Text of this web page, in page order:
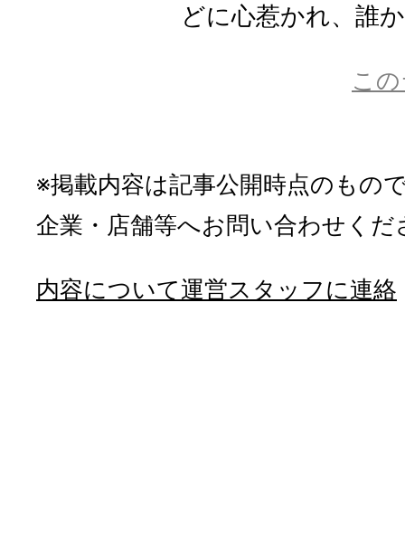
どに心惹かれ、誰
こ
※掲載内容は記事公開時点のもの
企業・店舗等へお問い合わせくだ
内容について運営スタッフに連絡